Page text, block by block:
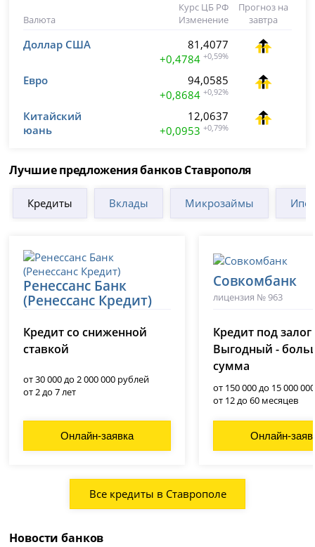
Валюта
Курс ЦБ РФ
Изменение
Прогноз на
завтра
Доллар США
81,4077
+0,4784 +0,59%
Евро
94,0585
+0,8684 +0,92%
Китайский
юань
12,0637
+0,0953 +0,79%
Лучшие предложения банков Ставрополя
Кредиты Вклады Микрозаймы
Ренессанс Банк
(Ренессанс Кредит)
Кредит со сниженной
ставкой
от 30 000 до 2 000 000 рублей
от 2 до 7 лет
Онлайн-заявка
Совкомбанк
лицензия № 963
Кредит под залог
Выгодный -
сумма
от 150 000 до 15 000
от 12 до 60 месяцев
Онлайн-
Все кредиты в Ставрополе
Новости банков